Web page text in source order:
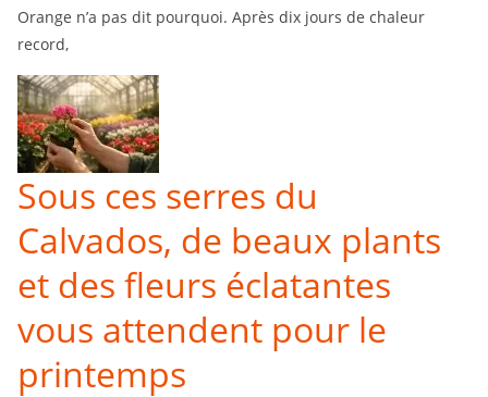
Orange n’a pas dit pourquoi. Après dix jours de chaleur
record,
Sous ces serres du
Calvados, de beaux plants
et des fleurs éclatantes
vous attendent pour le
printemps